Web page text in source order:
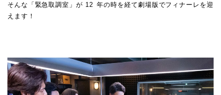
そんな「緊急取調室」が 12 年の時を経て劇場版でフィナーレを迎
えます！